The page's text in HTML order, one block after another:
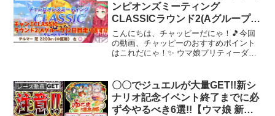
ンピオンズミーティング
CLASSICラウンド2(Aグループ)2
日目走ります！(A決勝進出決定‼)
【Vtuberまほろの夜活ウマ娘】 #
新人vtuber #まほろ
こんにちは、チャッピーだにゃ！🎵今回
の動画、チャッピーのおすすめポイント
はこれだにゃ！✨ ウマ娘プリティーダー
2(Aグループ)の2日目を走ります‼今回も
グレード...
レース動画
〇〇でジュエルが大量GET!!新シ
ナリオ記念イベント終了までに必
ず今やるべき6選!!【ウマ娘 新シ